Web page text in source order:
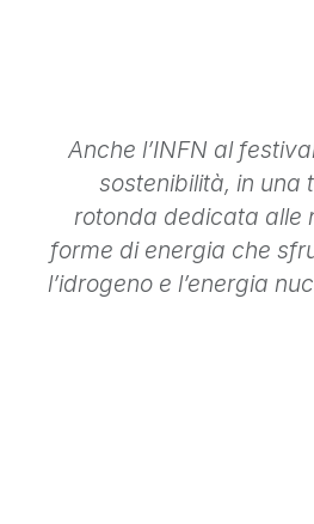
Anche l’INFN al
sostenibilità, in una
rotonda dedicata alle
forme di energia che
l’idrogeno e l’energia